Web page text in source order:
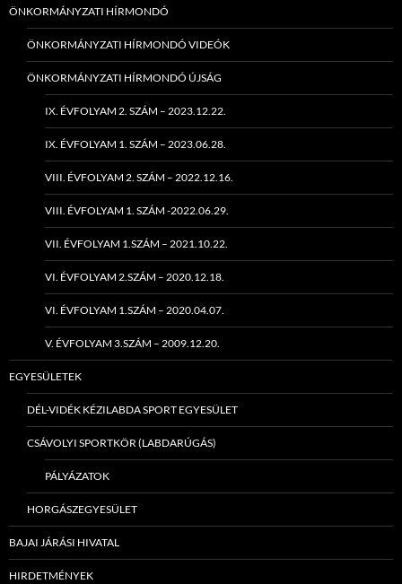
ÖNKORMÁNYZATI HÍRMONDÓ
ÖNKORMÁNYZATI HÍRMONDÓ VIDEÓK
ÖNKORMÁNYZATI HÍRMONDÓ ÚJSÁG
IX. ÉVFOLYAM 2. SZÁM – 2023.12.22.
IX. ÉVFOLYAM 1. SZÁM – 2023.06.28.
VIII. ÉVFOLYAM 2. SZÁM – 2022.12.16.
VIII. ÉVFOLYAM 1. SZÁM -2022.06.29.
VII. ÉVFOLYAM 1.SZÁM – 2021.10.22.
VI. ÉVFOLYAM 2.SZÁM – 2020.12.18.
VI. ÉVFOLYAM 1.SZÁM – 2020.04.07.
V. ÉVFOLYAM 3.SZÁM – 2009.12.20.
EGYESÜLETEK
DÉL-VIDÉK KÉZILABDA SPORT EGYESÜLET
CSÁVOLYI SPORTKÖR (LABDARÚGÁS)
PÁLYÁZATOK
HORGÁSZEGYESÜLET
BAJAI JÁRÁSI HIVATAL
HIRDETMÉNYEK